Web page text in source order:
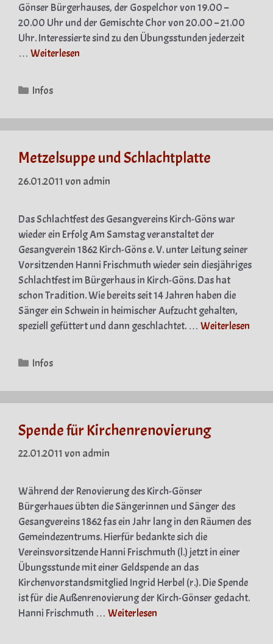
Gönser Bürgerhauses, der Gospelchor von 19.00 –
20.00 Uhr und der Gemischte Chor von 20.00 – 21.00
Uhr. Interessierte sind zu den Übungsstunden jederzeit
… Weiterlesen
Kategorien
Infos
Metzelsuppe und Schlachtplatte
26.01.2011 von admin
Das Schlachtfest des Gesangvereins Kirch-Göns war
wieder ein Erfolg Am Samstag veranstaltet der
Gesangverein 1862 Kirch-Göns e. V. unter Leitung seiner
Vorsitzenden Hanni Frischmuth wieder sein diesjähriges
Schlachtfest im Bürgerhaus in Kirch-Göns. Das hat
schon Tradition. Wie bereits seit 14 Jahren haben die
Sänger ein Schwein in heimischer Aufzucht gehalten,
speziell gefüttert und dann geschlachtet. … Weiterlesen
Kategorien
Infos
Spende für Kirchenrenovierung
22.01.2011 von admin
Während der Renovierung des Kirch-Gönser
Bürgerhaues übten die Sängerinnen und Sänger des
Gesangvereins 1862 fas ein Jahr lang in den Räumen des
Gemeindezentrums. Hierfür bedankte sich die
Vereinsvorsitzende Hanni Frischmuth (l.) jetzt in einer
Übungsstunde mit einer Geldspende an das
Kirchenvorstandsmitglied Ingrid Herbel (r.). Die Spende
ist für die Außenrenovierung der Kirch-Gönser gedacht.
Hanni Frischmuth … Weiterlesen